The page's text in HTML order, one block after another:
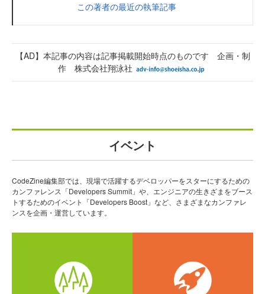
この著者の最近の執筆記事
【AD】本記事の内容は記事掲載開始時点のものです 企画・制
作 株式会社翔泳社
イベント
CodeZine編集部では、現場で活躍するデベロッパーをスターにするための
カンファレンス「Developers Summit」や、エンジニアの生きざまをブース
トするためのイベント「Developers Boost」など、さまざまなカンファレ
ンスを企画・運営しています。